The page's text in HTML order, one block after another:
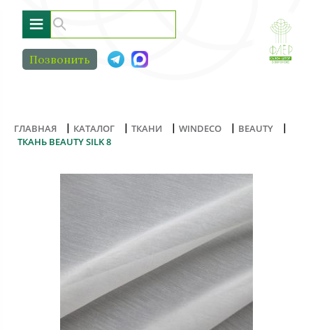
≡
Позвонить
ГЛАВНАЯ | КАТАЛОГ | ТКАНИ | WINDECO | BEAUTY |
ТКАНЬ BEAUTY SILK 8